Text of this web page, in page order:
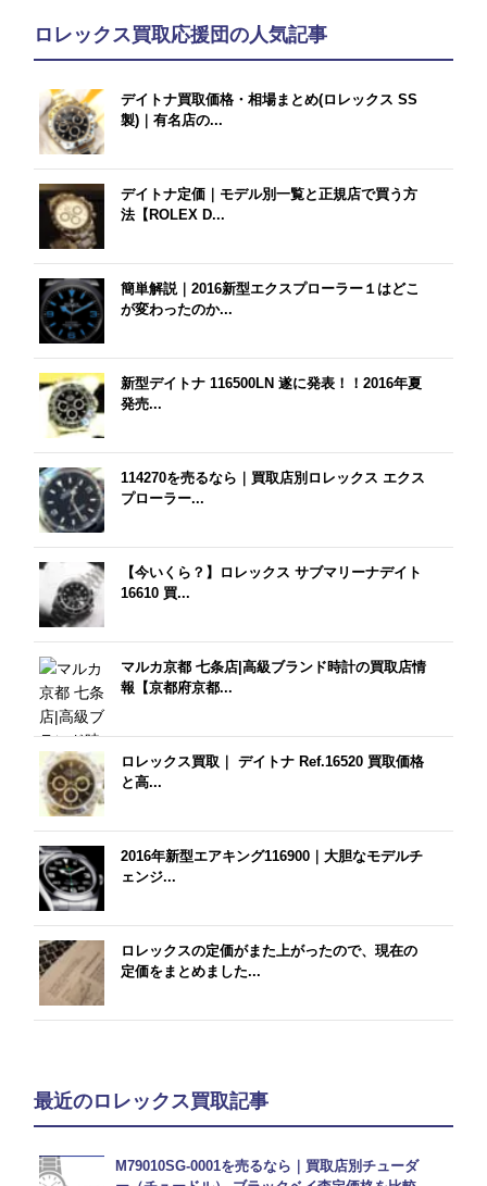
ロレックス買取応援団の人気記事
デイトナ買取価格・相場まとめ(ロレックス SS
製)｜有名店の...
デイトナ定価｜モデル別一覧と正規店で買う方
法【ROLEX D...
簡単解説｜2016新型エクスプローラー１はどこ
が変わったのか...
新型デイトナ 116500LN 遂に発表！！2016年夏
発売...
114270を売るなら｜買取店別ロレックス エクス
プローラー...
【今いくら？】ロレックス サブマリーナデイト
16610 買...
マルカ京都 七条店|高級ブランド時計の買取店情
報【京都府京都...
ロレックス買取｜ デイトナ Ref.16520 買取価格
と高...
2016年新型エアキング116900｜大胆なモデルチ
ェンジ...
ロレックスの定価がまた上がったので、現在の
定価をまとめました...
最近のロレックス買取記事
M79010SG-0001を売るなら｜買取店別チューダ